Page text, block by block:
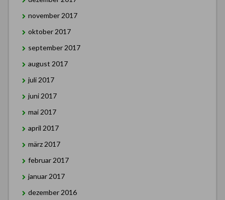
november 2017
oktober 2017
september 2017
august 2017
juli 2017
juni 2017
mai 2017
april 2017
märz 2017
februar 2017
januar 2017
dezember 2016